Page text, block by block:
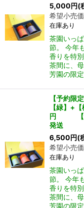
5,000円(
希望小売
在庫あり
茶園いっ
節。 今年
香りを特
茶間に、
芳園の限
【予約限
【緑】+
円 【予
発送
6,500円(
希望小売
在庫あり
茶園いっ
節。 今年
香りを特
茶間に、
芳園の限